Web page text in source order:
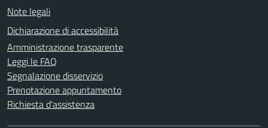
Note legali
Dichiarazione di accessibilità
Amministrazione trasparente
Leggi le FAQ
Segnalazione disservizio
Prenotazione appuntamento
Richiesta d'assistenza